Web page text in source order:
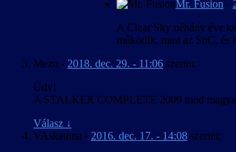
Mr. Fusion -
A Clear Sky néhány éve
működik, mint az SoC, és
Mezo - 2018. dec. 29. - 11:06 szerint:
Üdv!
A STALKER COMPLETE 2009 mod
Válasz ↓
VAskatona - 2016. dec. 17. - 14:08 szerint: